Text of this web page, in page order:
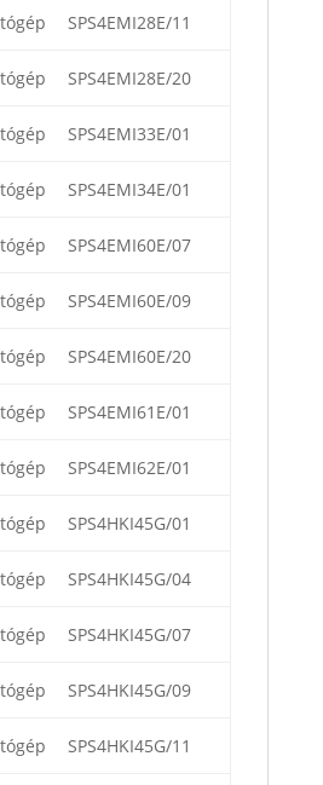
SPS4EMI28E/11
SPS4EMI28E/20
SPS4EMI33E/01
SPS4EMI34E/01
SPS4EMI60E/07
SPS4EMI60E/09
SPS4EMI60E/20
SPS4EMI61E/01
SPS4EMI62E/01
SPS4HKI45G/01
SPS4HKI45G/04
SPS4HKI45G/07
SPS4HKI45G/09
SPS4HKI45G/11